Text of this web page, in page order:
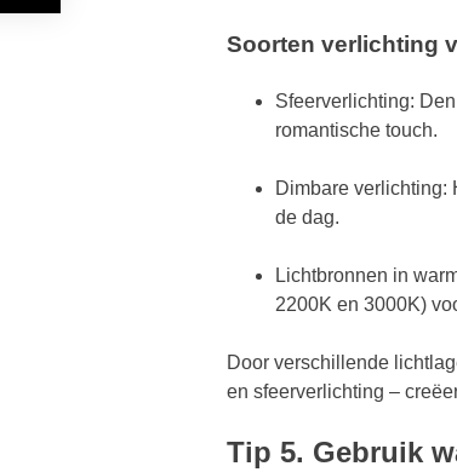
Soorten verlichting
Sfeerverlichting:
romantische touch.
Dimbare verlichting:
de dag.
Lichtbronnen in
2200K en 3000K)
Door verschillende
en sfeerverlichting –
Tip 5. Gebruik